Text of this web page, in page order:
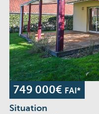
749 000€ FAI*
Situation